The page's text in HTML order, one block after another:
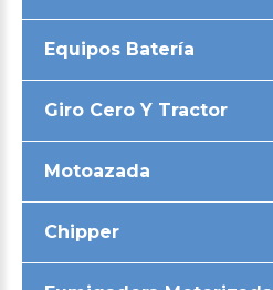
Equipos Batería
Giro Cero Y Tractor
Motoazada
Chipper